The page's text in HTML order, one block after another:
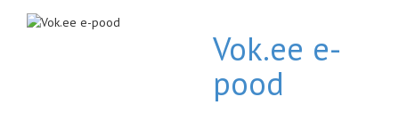
Vok.ee e-
pood